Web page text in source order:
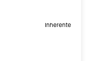
Inherente